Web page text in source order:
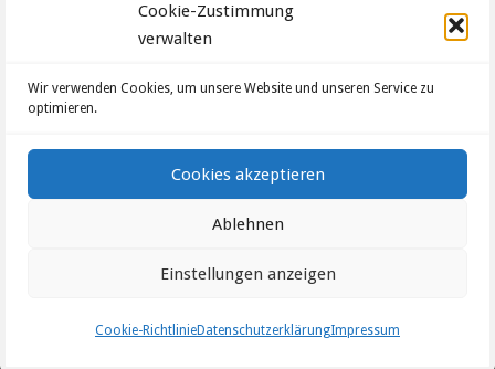
Cookie-Zustimmung
verwalten
Wir verwenden Cookies, um unsere Website und unseren Service zu
optimieren.
Cookies akzeptieren
Ablehnen
Einstellungen anzeigen
Cookie-RichtlinieDatenschutzerklärungImpressum
Datenschutzerklärung
©2026 Evang.-Luth. Kirchengemeinde Heinersberg-